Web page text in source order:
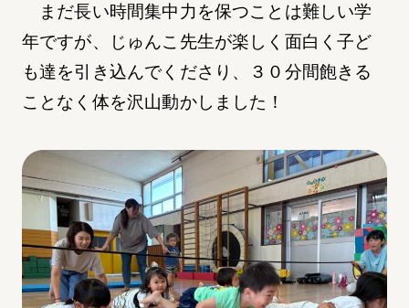
まだ長い時間集中力を保つことは難しい学
年ですが、じゅんこ先生が楽しく面白く子ど
も達を引き込んでくださり、３０分間飽きる
ことなく体を沢山動かしました！